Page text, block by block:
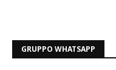
GRUPPO WHATSAPP